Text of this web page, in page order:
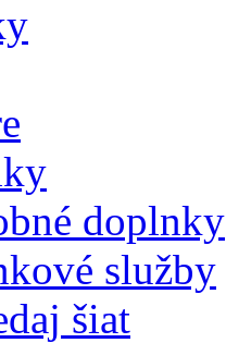
doplnky
služby
šiat